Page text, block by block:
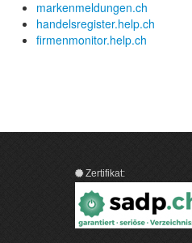
Zertifikat: